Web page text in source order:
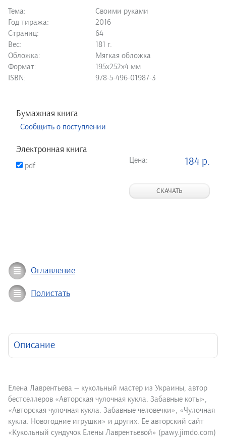
Тема:
Своими руками
Год тиража:
2016
Страниц:
64
Вес:
181 г.
Обложка:
Мягкая обложка
Формат:
195х252х4 мм
ISBN:
978-5-496-01987-3
Бумажная книга
Сообщить о поступлении
Электронная книга
pdf
Цена: 184 р.
СКАЧАТЬ
Оглавление
Полистать
Описание
Елена Лаврентьева — кукольный мастер из Украины, автор
бестселлеров «Авторская чулочная кукла. Забавные коты»,
«Авторская чулочная кукла. Забавные человечки», «Чулочная
кукла. Новогодние игрушки» и других. Ее авторский сайт
«Кукольный сундучок Елены Лаврентьевой» (pawy.jimdo.com)